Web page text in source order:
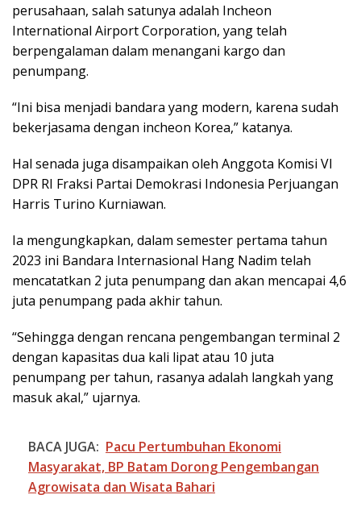
perusahaan, salah satunya adalah Incheon
International Airport Corporation, yang telah
berpengalaman dalam menangani kargo dan
penumpang.
“Ini bisa menjadi bandara yang modern, karena sudah
bekerjasama dengan incheon Korea,” katanya.
Hal senada juga disampaikan oleh Anggota Komisi VI
DPR RI Fraksi Partai Demokrasi Indonesia Perjuangan
Harris Turino Kurniawan.
Ia mengungkapkan, dalam semester pertama tahun
2023 ini Bandara Internasional Hang Nadim telah
mencatatkan 2 juta penumpang dan akan mencapai 4,6
juta penumpang pada akhir tahun.
“Sehingga dengan rencana pengembangan terminal 2
dengan kapasitas dua kali lipat atau 10 juta
penumpang per tahun, rasanya adalah langkah yang
masuk akal,” ujarnya.
BACA JUGA: Pacu Pertumbuhan Ekonomi
Masyarakat, BP Batam Dorong Pengembangan
Agrowisata dan Wisata Bahari